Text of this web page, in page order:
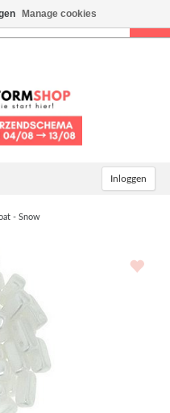
Inloggen
- Snow
Manage cookies